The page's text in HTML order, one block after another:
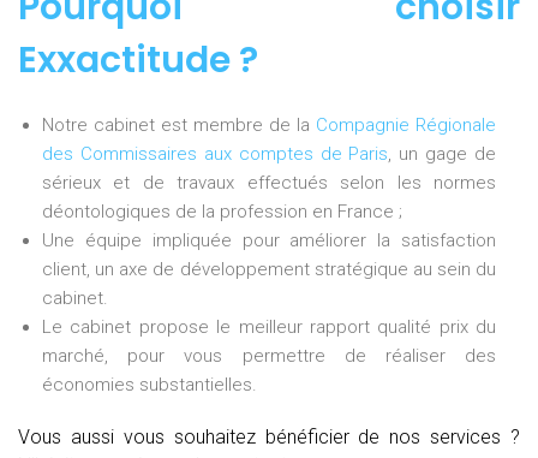
Exxactitude ?
Notre cabinet est membre de la Compagnie Régionale
des Commissaires aux comptes de Paris, un gage de
sérieux et de travaux effectués selon les normes
déontologiques de la profession en France ;
Une équipe impliquée pour améliorer la satisfaction
client, un axe de développement stratégique au sein du
cabinet.
Le cabinet propose le meilleur rapport qualité prix du
marché, pour vous permettre de réaliser des
économies substantielles.
Vous aussi vous souhaitez bénéficier de nos services ?